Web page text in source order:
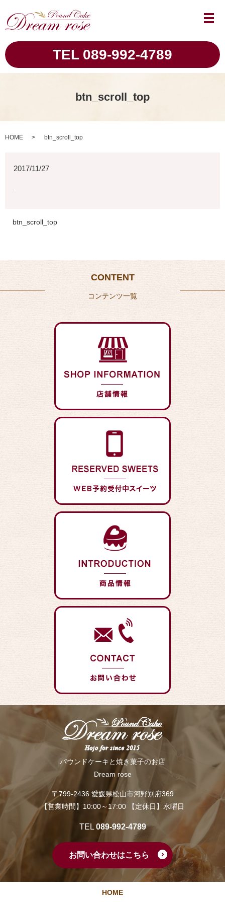
TEL 089-992-4789
メ
btn_scroll_top
HOME btn_scroll_top
2017/11/27
btn_scroll_top
CONTENT
コンテンツ一覧
パウンドケーキと焼き菓子のお店
Dream rose
〒799-2436 愛媛県松山市河野別府369
【営業時間】10:00～17:00 【定休日】水曜日
TEL 089-992-4789
お問い合わせはこちら
HOME